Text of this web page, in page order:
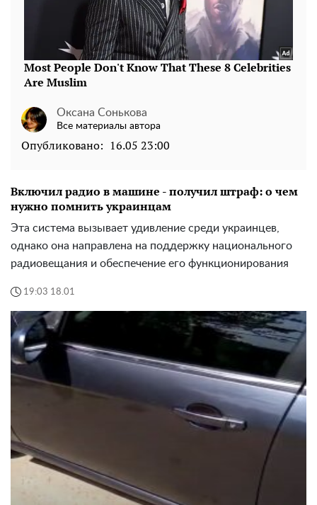
Оксана Сонькова
Все материалы автора
Опубликовано: 16.05 23:00
Включил радио в машине - получил штраф: о чем
нужно помнить украинцам
Эта система вызывает удивление среди украинцев,
однако она направлена ​​на поддержку национального
радиовещания и обеспечение его функционирования
19:03 18.01